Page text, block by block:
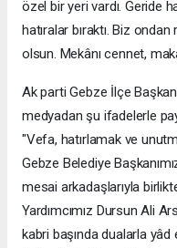
özel bir yeri vardı. Geride
hatıralar bıraktı. Biz ondan
olsun. Mekânı cennet,
Ak parti Gebze İlçe
medyadan şu ifadelerle
"Vefa, hatırlamak ve
Gebze Belediye
mesai arkadaşlarıyla
Yardımcımız Dursun Ali
kabri başında dualarla yâd